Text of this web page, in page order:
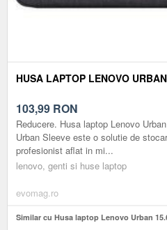
HUSA LAPTOP LENOVO
103,99 RON
Reducere. Husa laptop Lenovo
Urban Sleeve este o solutie de
profesionist aflat in mi...
lenovo, genti si huse laptop
evomag.ro
Similar cu Husa laptop Lenovo Urban